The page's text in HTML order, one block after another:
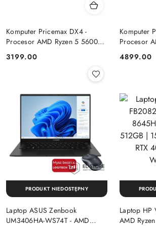
Komputer Pricemax DX4 -
Procesor AMD Ryzen 5 5600G
512GB Win 11 PRO
Cena:
3199.00
Komputer
Procesor
GeForce
Cena:
4899.00
Laptop ASUS Zenbook
UM3406HA-WS74T - AMD
PRODUKT NIEDOSTĘPNY
Laptop HP
AMD